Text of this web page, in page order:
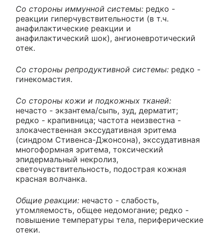
Со стороны иммунной системы: редко -
реакции гиперчувствительности (в т.ч.
анафилактические реакции и
анафилактический шок), ангионевротический
отек.
Со стороны репродуктивной системы: редко -
гинекомастия.
Со стороны кожи и подкожных тканей:
нечасто - экзантема/сыпь, зуд, дерматит;
редко - крапивница; частота неизвестна -
злокачественная экссудативная эритема
(синдром Стивенса-Джонсона), экссудативная
многоформная эритема, токсический
эпидермальный некролиз,
светочувствительность, подострая кожная
красная волчанка.
Общие реакции: нечасто - слабость,
утомляемость, общее недомогание; редко -
повышение температуры тела, периферические
отеки.